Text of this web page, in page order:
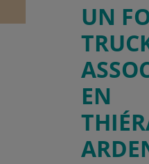
UN
EN